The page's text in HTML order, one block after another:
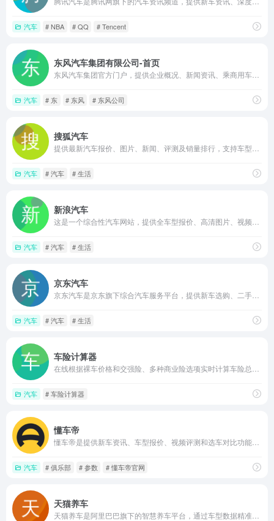
汽车 # NBA # QQ # Tencent
东风汽车集团有限公司-首页
汽车 # 东 # 东风 # 东风公司
搜狐汽车
汽车 # 汽车 # 生活
新浪汽车
汽车 # 汽车 # 生活
京东汽车
汽车 # 汽车 # 生活
车险计算器
汽车 # 车险计算器
懂车帝
汽车 # 俱乐部 # 参数 # 懂车帝官网
天猫养车